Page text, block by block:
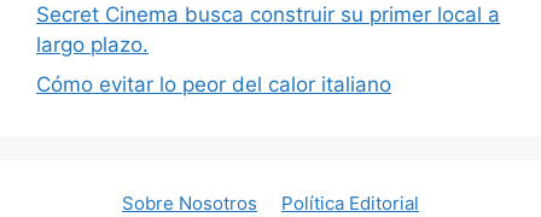
Secret Cinema busca construir su primer local a
largo plazo.
Cómo evitar lo peor del calor italiano
Sobre Nosotros
Política Editorial